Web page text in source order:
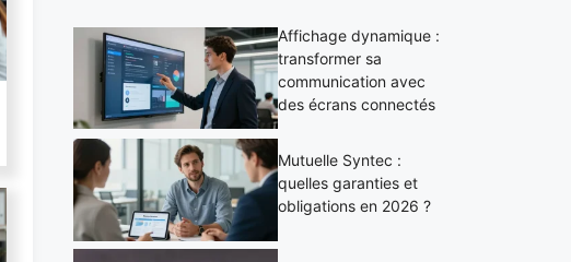
Affichage dynamique :
transformer sa
communication avec
des écrans connectés
Mutuelle Syntec :
quelles garanties et
obligations en 2026 ?